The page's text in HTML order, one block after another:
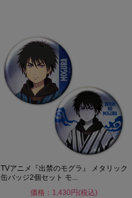
TVアニメ『出禁のモグラ』 メタリック
缶バッジ2個セット モ...
価格：1,430円(税込)